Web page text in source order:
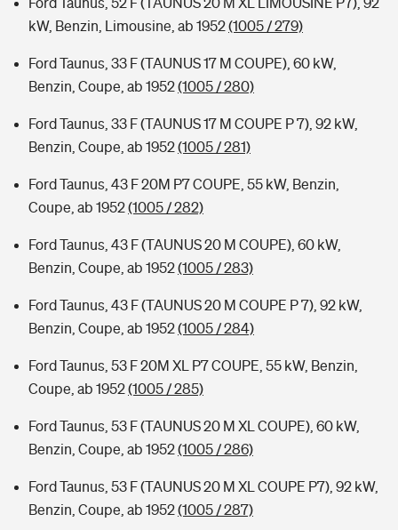
kW, Benzin, Limousine, ab 1952(1005 / 279)
Ford Taunus, 33 F (TAUNUS 17 M COUPE), 60 kW,
Benzin, Coupe, ab 1952(1005 / 280)
Ford Taunus, 33 F (TAUNUS 17 M COUPE P 7), 92 kW,
Benzin, Coupe, ab 1952(1005 / 281)
Ford Taunus, 43 F 20M P7 COUPE, 55 kW, Benzin,
Coupe, ab 1952(1005 / 282)
Ford Taunus, 43 F (TAUNUS 20 M COUPE), 60 kW,
Benzin, Coupe, ab 1952(1005 / 283)
Ford Taunus, 43 F (TAUNUS 20 M COUPE P 7), 92 kW,
Benzin, Coupe, ab 1952(1005 / 284)
Ford Taunus, 53 F 20M XL P7 COUPE, 55 kW, Benzin,
Coupe, ab 1952(1005 / 285)
Ford Taunus, 53 F (TAUNUS 20 M XL COUPE), 60 kW,
Benzin, Coupe, ab 1952(1005 / 286)
Ford Taunus, 53 F (TAUNUS 20 M XL COUPE P7), 92 kW,
Benzin, Coupe, ab 1952(1005 / 287)